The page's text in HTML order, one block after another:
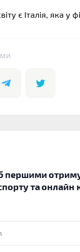
є Італія, яка у
першими
та онлайн